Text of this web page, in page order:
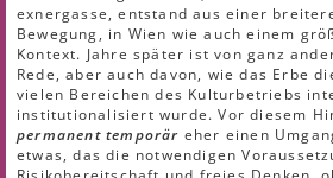
exnergasse, entstand aus einer
Bewegung, in Wien wie auch einem
Kontext. Jahre später ist von ganz
Rede, aber auch davon, wie das Erbe
vielen Bereichen des Kulturbetriebs
institutionalisiert wurde. Vor diesem
permanent temporär eher einen
etwas, das die notwendigen